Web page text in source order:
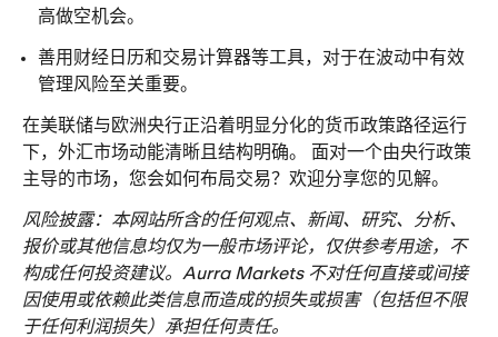
高做空机会。
善用财经日历和交易计算器等工具，对于在波动中有效
管理风险至关重要。
在美联储与欧洲央行正沿着明显分化的货币政策路径运行
下，外汇市场动能清晰且结构明确。 面对一个由央行政策
主导的市场，您会如何布局交易？欢迎分享您的见解。
风险披露： 本网站所含的任何观点、新闻、研究、分析、
报价或其他信息均仅为一般市场评论，仅供参考用途，不
构成任何投资建议。Aurra Markets 不对任何直接或间接
因使用或依赖此类信息而造成的损失或损害（包括但不限
于任何利润损失）承担任何责任。